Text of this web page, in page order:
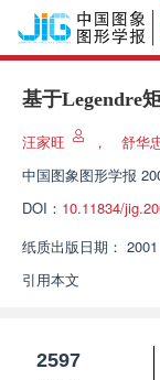
基于Legendre
汪家旺 ， 舒华
中国图象图形学报
DOI： 10.11834/
纸质出版日期： 2001
引用本文
2597